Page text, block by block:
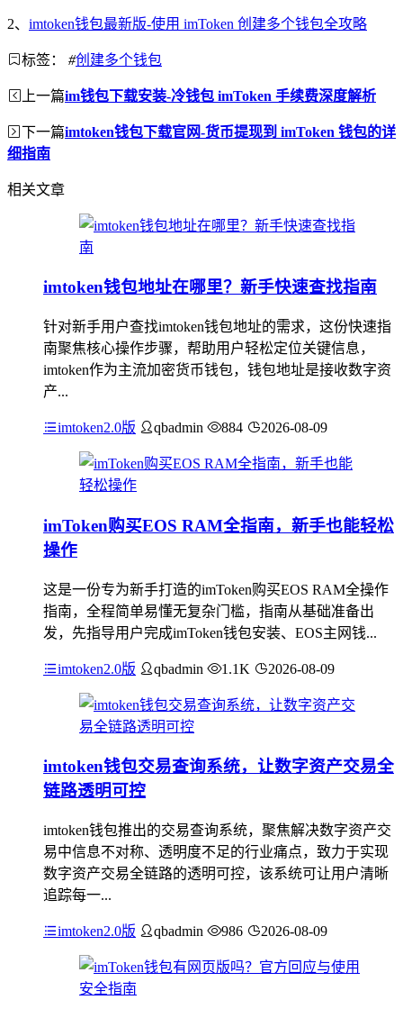
2、 imtoken钱包最新版-使用 imToken 创建多个钱包全攻略
标签： #创建多个钱包
上一篇im钱包下载安装-冷钱包 imToken 手续费深度解析
下一篇imtoken钱包下载官网-货币提现到 imToken 钱包的详
细指南
相关文章
imtoken钱包地址在哪里？新手快速查找指南
针对新手用户查找imtoken钱包地址的需求，这份快速指
南聚焦核心操作步骤，帮助用户轻松定位关键信息，
imtoken作为主流加密货币钱包，钱包地址是接收数字资
产...
imtoken2.0版 qbadmin 884 2026-08-09
imToken购买EOS RAM全指南，新手也能轻松
操作
这是一份专为新手打造的imToken购买EOS RAM全操作
指南，全程简单易懂无复杂门槛，指南从基础准备出
发，先指导用户完成imToken钱包安装、EOS主网钱...
imtoken2.0版 qbadmin 1.1K 2026-08-09
imtoken钱包交易查询系统，让数字资产交易全
链路透明可控
imtoken钱包推出的交易查询系统，聚焦解决数字资产交
易中信息不对称、透明度不足的行业痛点，致力于实现
数字资产交易全链路的透明可控，该系统可让用户清晰
追踪每一...
imtoken2.0版 qbadmin 986 2026-08-09